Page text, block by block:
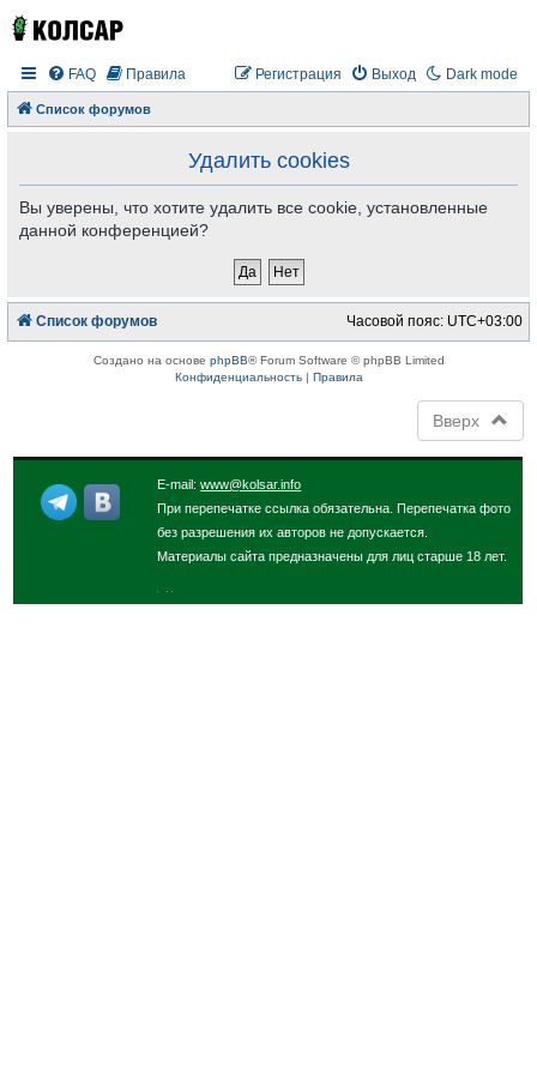
Dark mode
FAQ Правила Выход
Регистрация
Список форумов
Удалить cookies
Вы уверены, что хотите удалить все cookie, установленные
данной конференцией?
Список форумов Часовой пояс: UTC+03:00
Создано на основе phpBB® Forum Software © phpBB Limited
Конфиденциальность| Правила
Вверх
E-mail:www@kolsar.info
При перепечатке ссылка обязательна. Перепечатка фото
без разрешения их авторов не допускается.
Материалы сайта предназначены для лиц старше 18 лет.